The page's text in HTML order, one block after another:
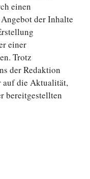
einen
der Inhalte
einer
Trotz
der Redaktion
auf die Aktualität,
bereitgestellten